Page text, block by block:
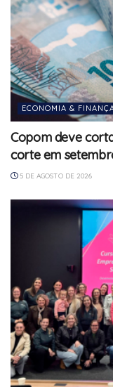
ECONOMIA &
Copom deve
corte em
5 DE AGOSTO DE 2026